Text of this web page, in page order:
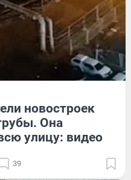
новостроек
Она
улицу: видео
39